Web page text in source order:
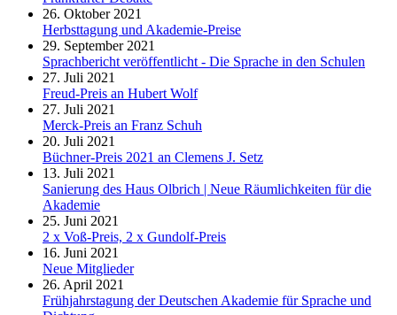
26. Oktober 2021
Herbsttagung und Akademie-Preise
29. September 2021
Sprachbericht veröffentlicht - Die Sprache in den Schulen
27. Juli 2021
Freud-Preis an Hubert Wolf
27. Juli 2021
Merck-Preis an Franz Schuh
20. Juli 2021
Büchner-Preis 2021 an Clemens J. Setz
13. Juli 2021
Sanierung des Haus Olbrich | Neue Räumlichkeiten für die
Akademie
25. Juni 2021
2 x Voß-Preis, 2 x Gundolf-Preis
16. Juni 2021
Neue Mitglieder
26. April 2021
Frühjahrstagung der Deutschen Akademie für Sprache und